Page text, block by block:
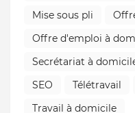
Mise sous pli
Offre d'emploi à
Secrétariat à
SEO
Télétravail
Travail à domicile